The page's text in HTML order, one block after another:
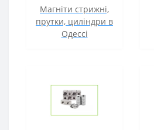
Магніти стрижні,
прутки, циліндри в
Одессі